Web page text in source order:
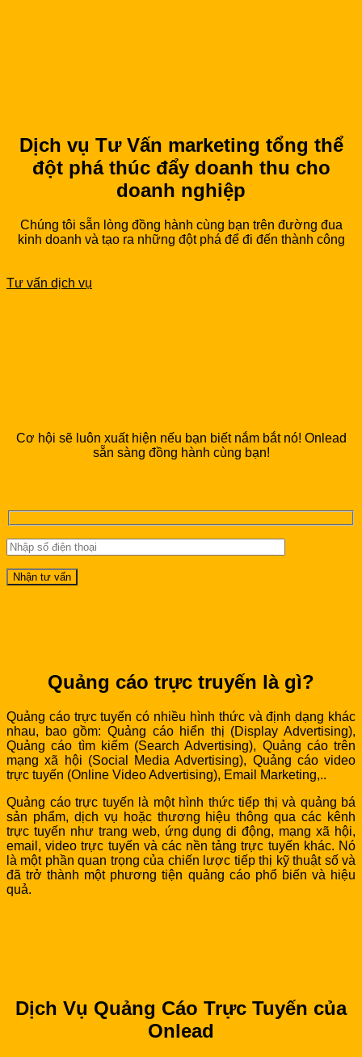
Dịch vụ Tư Vấn marketing tổng thể
đột phá thúc đẩy doanh thu cho
doanh nghiệp
Chúng tôi sẵn lòng đồng hành cùng bạn trên đường đua
kinh doanh và tạo ra những đột phá để đi đến thành công
Tư vấn dịch vụ
Cơ hội sẽ luôn xuất hiện nếu bạn biết nắm bắt nó! Onlead
sẵn sàng đồng hành cùng bạn!
Quảng cáo trực truyến là gì?
Quảng cáo trực tuyến có nhiều hình thức và định dạng khác
nhau, bao gồm: Quảng cáo hiển thị (Display Advertising),
Quảng cáo tìm kiếm (Search Advertising), Quảng cáo trên
mạng xã hội (Social Media Advertising), Quảng cáo video
trực tuyến (Online Video Advertising), Email Marketing,..
Quảng cáo trực tuyến là một hình thức tiếp thị và quảng bá
sản phẩm, dịch vụ hoặc thương hiệu thông qua các kênh
trực tuyến như trang web, ứng dụng di động, mạng xã hội,
email, video trực tuyến và các nền tảng trực tuyến khác. Nó
là một phần quan trọng của chiến lược tiếp thị kỹ thuật số và
đã trở thành một phương tiện quảng cáo phổ biến và hiệu
quả.
Dịch Vụ Quảng Cáo Trực Tuyến của
Onlead